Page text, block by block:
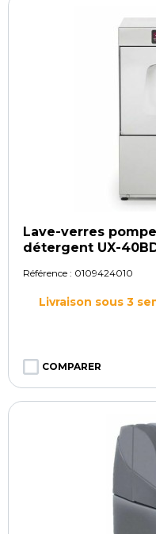
Lave-verres
détergent UX-
Référence : 0109424010
Livraison sous 3
COMPARER